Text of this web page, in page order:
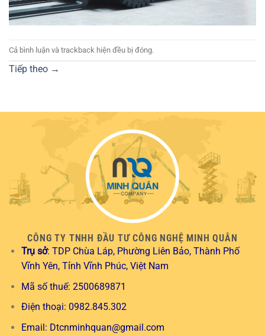
Cả bình luận và trackback hiện đều bị đóng.
Tiếp theo →
CÔNG TY TNHH ĐẦU TƯ CÔNG NGHỆ MINH QUÂN
Trụ sở: TDP Chùa Láp, Phường Liên Bảo, Thành Phố
Vĩnh Yên, Tỉnh Vĩnh Phúc, Việt Nam
Mã số thuế: 2500689871
Điện thoại: 0982.845.302
Email: Dtcnminhquan@gmail.com